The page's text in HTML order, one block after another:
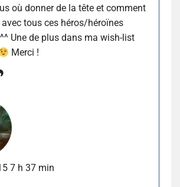
où donner de la tête et comment
avec tous ces héros/héroïnes
Une de plus dans ma wish-list
Merci !
7 h 37 min